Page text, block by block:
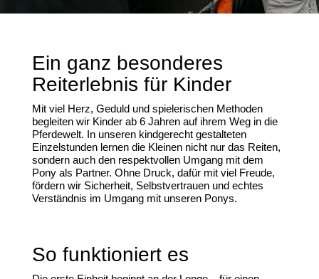
Ein ganz besonderes
Reiterlebnis für Kinder
Mit viel Herz, Geduld und spielerischen Methoden
begleiten wir Kinder ab 6 Jahren auf ihrem Weg in die
Pferdewelt. In unseren kindgerecht gestalteten
Einzelstunden lernen die Kleinen nicht nur das Reiten,
sondern auch den respektvollen Umgang mit dem
Pony als Partner. Ohne Druck, dafür mit viel Freude,
fördern wir Sicherheit, Selbstvertrauen und echtes
Verständnis im Umgang mit unseren Ponys.
So funktioniert es